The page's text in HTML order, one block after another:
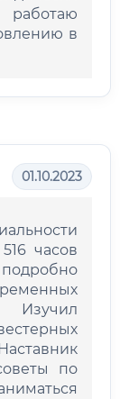
в
01.10.2023
часов
Изучил
по